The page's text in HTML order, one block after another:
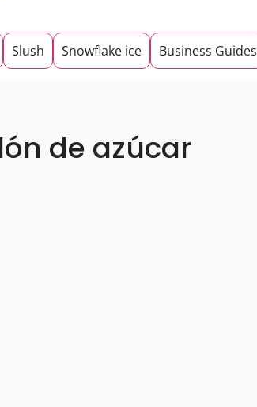
Slush Snowflake ice Business Guides
de azúcar